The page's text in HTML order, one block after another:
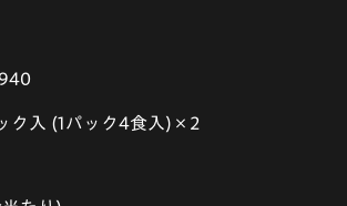
ク入 (1パック4食入)×2